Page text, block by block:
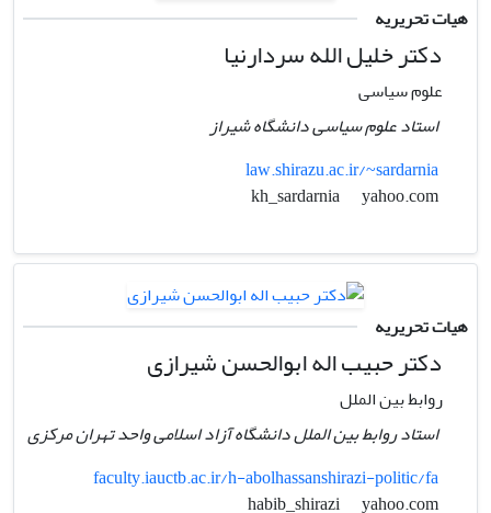
هیات تحریریه
دکتر خلیل الله سردارنیا
علوم سیاسی
استاد علوم سیاسی دانشگاه شیراز
law.shirazu.ac.ir/~sardarnia
yahoo.com
هیات تحریریه
دکتر حبیب اله ابوالحسن شیرازی
روابط بین الملل
استاد روابط بین الملل دانشگاه آزاد اسلامی واحد تهران مرکزی
faculty.iauctb.ac.ir/h-abolhassanshirazi-politic/fa
yahoo.com